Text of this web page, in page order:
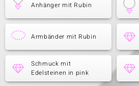
Anhänger mit Rubin
Armbänder mit Rubin
Schmuck mit
Edelsteinen in pink